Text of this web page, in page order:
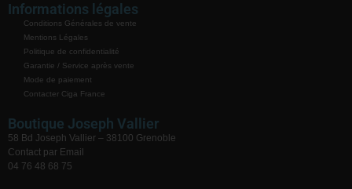
Informations légales
Conditions Générales de vente
Mentions Légales
Politique de confidentialité
Garantie / Service après vente
Mode de paiement
Contacter Ciga France
Boutique Joseph Vallier
58 Bd Joseph Vallier – 38100 Grenoble
Contact par Email
04 76 48 68 75